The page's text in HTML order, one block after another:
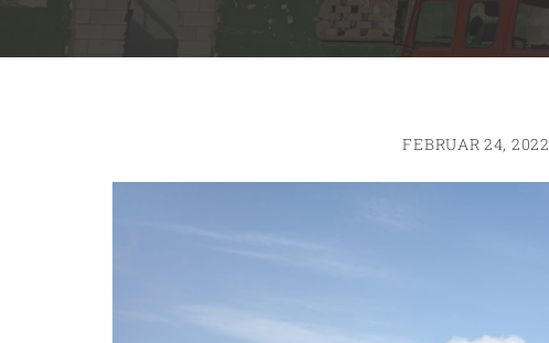
FEBRUAR 24, 2022